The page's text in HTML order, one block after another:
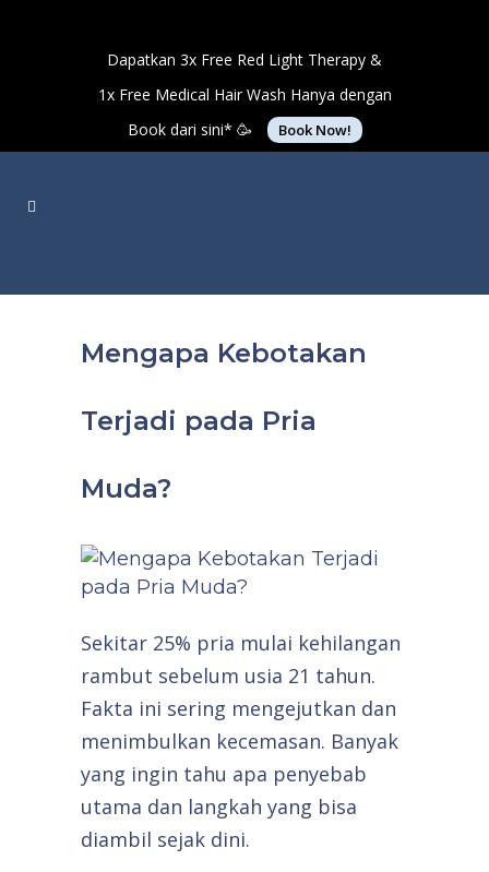
Dapatkan 3x Free Red Light Therapy &
1x Free Medical Hair Wash Hanya dengan
Book dari sini* 🥳
Book Now!
Mengapa Kebotakan
Terjadi pada Pria
Muda?
Sekitar 25% pria mulai kehilangan
rambut sebelum usia 21 tahun.
Fakta ini sering mengejutkan dan
menimbulkan kecemasan. Banyak
yang ingin tahu apa penyebab
utama dan langkah yang bisa
diambil sejak dini.